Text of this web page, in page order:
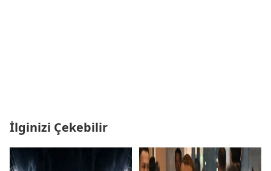
İlginizi Çekebilir